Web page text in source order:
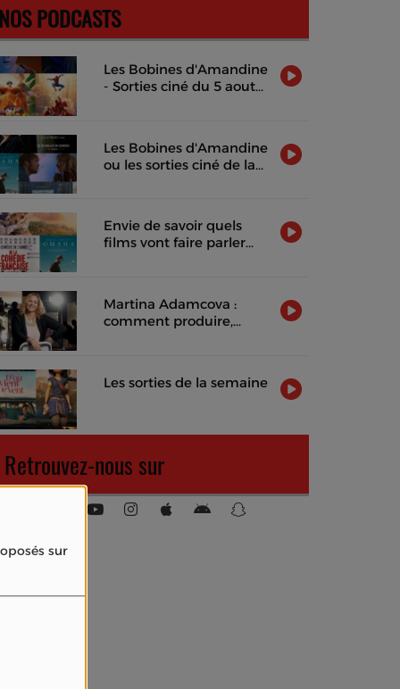
sur
NOS PODCASTS
Les Bobines d'Amandine
- Sorties ciné du 5 aout
Les Bobines d'Amandine
ou les sorties ciné de la
Envie de savoir quels
films vont faire parler
Martina Adamcova :
comment produire,
Les sorties de la semaine
Retrouvez-nous sur